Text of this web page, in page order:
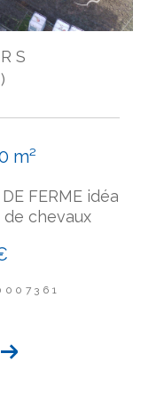
m²
FERME idéa
de chevaux